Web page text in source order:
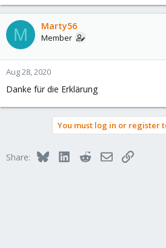
M Marty56
Member
Aug 28, 2020
Danke für die Erklärung
You must log in or register
Share: BlueskyLinkedInRedditEmailLink